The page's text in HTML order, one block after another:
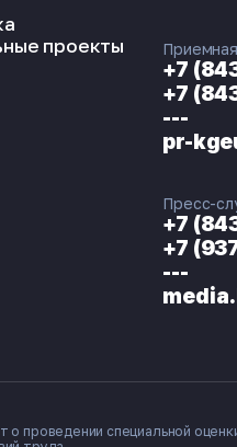
проекты
+7
+7
---
pr-
Пресс-
+7
+7
---
о проведении специальной